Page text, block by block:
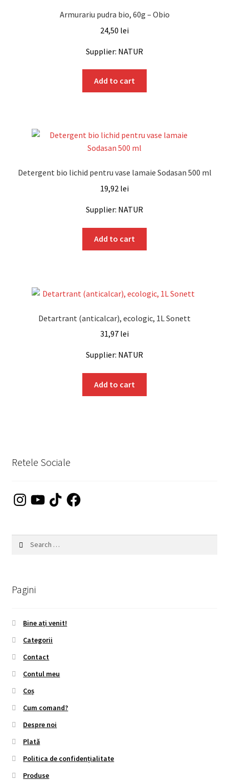
Armurariu pudra bio, 60g – Obio
24,50 lei
Supplier: NATUR
Add to cart
Detergent bio lichid pentru vase lamaie Sodasan 500 ml
19,92 lei
Supplier: NATUR
Add to cart
Detartrant (anticalcar), ecologic, 1L Sonett
31,97 lei
Supplier: NATUR
Add to cart
Retele Sociale
InstagramYouTubeTikTokFacebook
Pagini
Bine ați venit!
Categorii
Contact
Contul meu
Coș
Cum comand?
Despre noi
Plată
Politica de confidențialitate
Produse